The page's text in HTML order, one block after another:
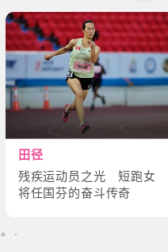
田径
残疾运动员之光 短跑女
将任国芬的奋斗传奇